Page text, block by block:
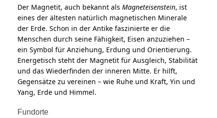
Der Magnetit, auch bekannt als Magneteisenstein, ist
eines der ältesten natürlich magnetischen Minerale
der Erde. Schon in der Antike faszinierte er die
Menschen durch seine Fähigkeit, Eisen anzuziehen –
ein Symbol für Anziehung, Erdung und Orientierung.
Energetisch steht der Magnetit für Ausgleich, Stabilität
und das Wiederfinden der inneren Mitte. Er hilft,
Gegensätze zu vereinen – wie Ruhe und Kraft, Yin und
Yang, Erde und Himmel.
Fundorte